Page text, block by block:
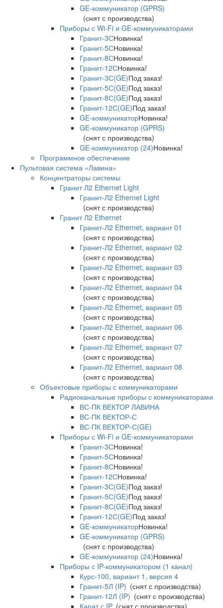
GE-коммуникатор (GPRS)
(снят с производства)
Приборы с Wi-Fi и GE-коммуникаторами
Гранит-3СНовинка!
Гранит-5СНовинка!
Гранит-8СНовинка!
Гранит-12СНовинка!
Гранит-3С(GE)Под заказ!
Гранит-5С(GE)Под заказ!
Гранит-8С(GE)Под заказ!
Гранит-12С(GE)Под заказ!
GE-коммуникаторНовинка!
GE-коммуникатор (GPRS)
(снят с производства)
GE-коммуникатор (24)Новинка!
Программное обеспечение
Пультовая система «Лавина»
Концентраторы системы
Гранит Л2 Ethernet Light
Гранит-Л2 Ethernet Light
(снят с производства)
Гранит Л2 Ethernet
Гранит-Л2 Ethernet, вариант 01
(снят с производства)
Гранит-Л2 Ethernet, вариант 02
(снят с производства)
Гранит-Л2 Ethernet, вариант 03
(снят с производства)
Гранит-Л2 Ethernet, вариант 04
(снят с производства)
Гранит-Л2 Ethernet, вариант 05
(снят с производства)
Гранит-Л2 Ethernet, вариант 06
(снят с производства)
Гранит-Л2 Ethernet, вариант 07
(снят с производства)
Гранит-Л2 Ethernet, вариант 08
(снят с производства)
Объектовые приборы с коммуникаторами
Радиоканальные приборы с коммуникаторами
ВС-ПК ВЕКТОР ЛАВИНА
ВС-ПК ВЕКТОР-С
ВС-ПК ВЕКТОР-С(GE)
Приборы с Wi-Fi и GE-коммуникаторами
Гранит-3СНовинка!
Гранит-5СНовинка!
Гранит-8СНовинка!
Гранит-12СНовинка!
Гранит-3С(GE)Под заказ!
Гранит-5С(GE)Под заказ!
Гранит-8С(GE)Под заказ!
Гранит-12С(GE)Под заказ!
GE-коммуникаторНовинка!
GE-коммуникатор (GPRS)
(снят с производства)
GE-коммуникатор (24)Новинка!
Приборы с IP-коммуникатором (1 канал)
Курс-100, вариант 1, версия 4
Гранит-5Л (IP) (снят с производства)
Гранит-12Л (IP) (снят с производства)